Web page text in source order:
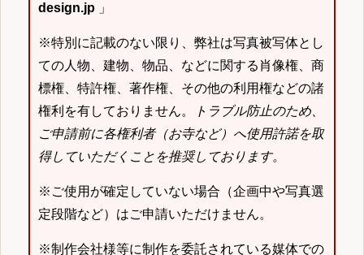
design.jp 」
※特別に記載のない限り、弊社は写真被写体とし
ての人物、建物、物品、などに関する肖像権、商
標権、特許権、著作権、その他の利用権などの諸
権利を有しておりません。
トラブル防止のため、
ご申請前に各権利者（お寺など）へ使用許諾を取
得していただくことを推奨しております。
※ご使用が確定していない場合（企画中や写真選
定段階など）はご申請いただけません。
※制作会社様等に制作を委託されている媒体での